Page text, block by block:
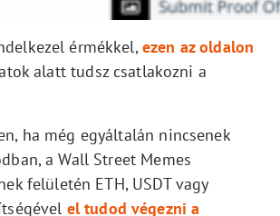
érmékkel, ezen az oldalon
alatt tudsz csatlakozni a
ha még egyáltalán nincsenek
a Wall Street Memes
felületén ETH, USDT vagy
el tudod végezni a